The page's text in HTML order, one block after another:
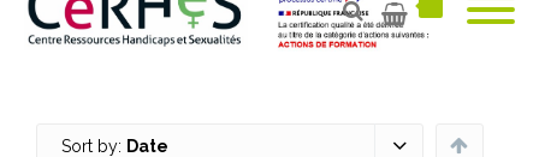
Sort by: Date